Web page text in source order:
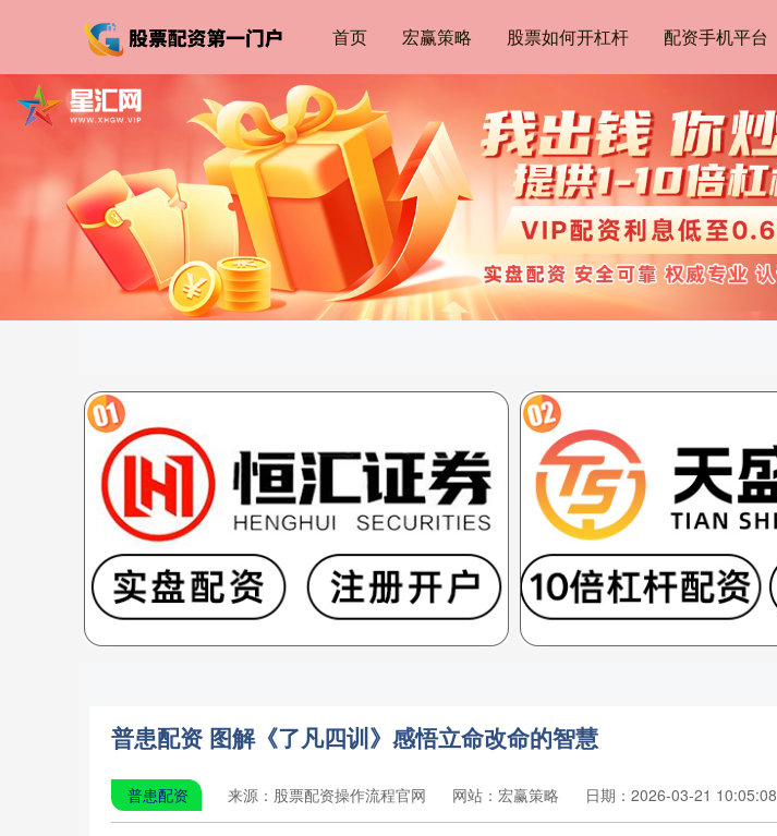
首页 宏赢策略 股票如何开杠杆 配资手机平台
普患配资 图解《了凡四训》感悟立命改命的智慧
普患配资 来源：股票配资操作流程官网 网站：宏赢策略 日期：2026-03-21 10:05:08